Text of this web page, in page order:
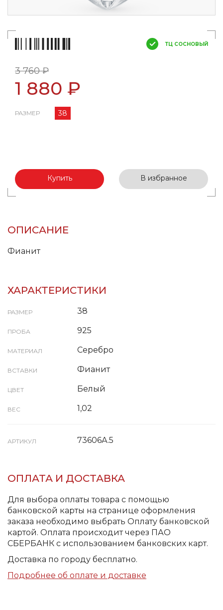
ТЦ СОСНОВЫЙ
3 760 ₽
1 880 ₽
РАЗМЕР 38
Купить В избранное
ОПИСАНИЕ
Фианит
ХАРАКТЕРИСТИКИ
РАЗМЕР 38
ПРОБА 925
МАТЕРИАЛ Серебро
ВСТАВКИ Фианит
ЦВЕТ Белый
ВЕС 1,02
АРТИКУЛ 73606А.5
ОПЛАТА И ДОСТАВКА
Для выбора оплаты товара с помощью
банковской карты на странице оформления
заказа необходимо выбрать Оплату банковской
картой. Оплата происходит через ПАО
СБЕРБАНК с использованием банковских карт.
Доставка по городу бесплатно.
Подробнее об оплате и доставке